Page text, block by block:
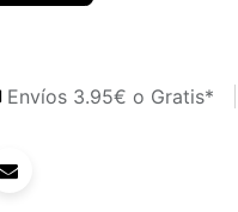
Envíos 3.95€ o Gratis*